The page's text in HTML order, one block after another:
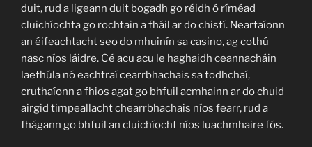
duit, rud a ligeann duit bogadh go réidh ó ríméad
cluichíochta go rochtain a fháil ar do chistí. Neartaíonn
an éifeachtacht seo do mhuinín sa casino, ag cothú
nasc níos láidre. Cé acu acu le haghaidh ceannacháin
laethúla nó eachtraí cearrbhachais sa todhchaí,
cruthaíonn a fhios agat go bhfuil acmhainn ar do chuid
airgid timpeallacht chearrbhachais níos fearr, rud a
fhágann go bhfuil an cluichíocht níos luachmhaire fós.